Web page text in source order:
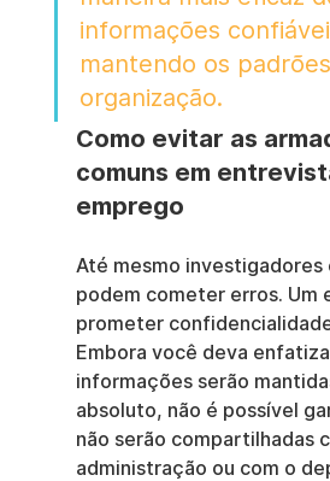
informações
mantendo os
organização.
Como evitar as
comuns em
emprego
Até mesmo
podem cometer erros. Um
prometer
Embora você deva
informações serão
absoluto, não é possível
não serão compartilhadas
administração ou com o